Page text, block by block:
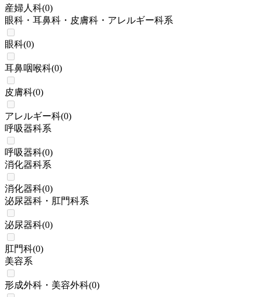
産婦人科(0)
眼科・耳鼻科・皮膚科・アレルギー科系
眼科(0)
耳鼻咽喉科(0)
皮膚科(0)
アレルギー科(0)
呼吸器科系
呼吸器科(0)
消化器科系
消化器科(0)
泌尿器科・肛門科系
泌尿器科(0)
肛門科(0)
美容系
形成外科・美容外科(0)